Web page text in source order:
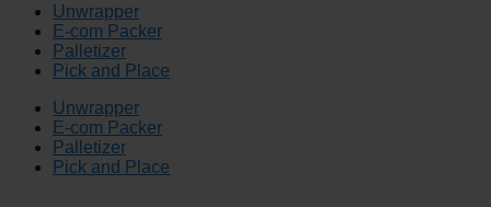
Unwrapper
E-com Packer
Palletizer
Pick and Place
Unwrapper
E-com Packer
Palletizer
Pick and Place